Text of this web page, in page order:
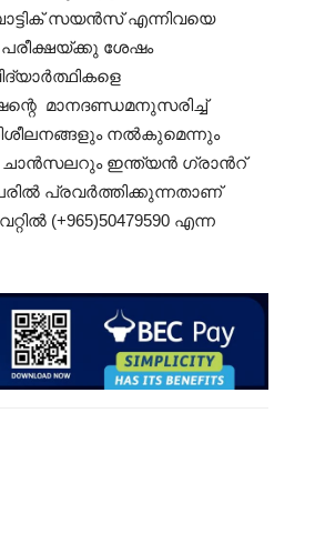
സയൻസ് എന്നിവയെ
ശേഷം
മാനദണ്ഡമനുസരിച്ച്
നൽകുമെന്നും
ചാൻസലറും ഇന്ത്യൻ ഗ്രാൻറ്
പ്രവർത്തിക്കുന്നതാണ്
എന്ന